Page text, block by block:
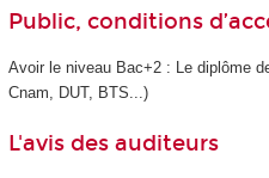
Public, conditions
Avoir le niveau Bac+2 : Le diplôme
Cnam, DUT, BTS...)
L'avis des auditeurs